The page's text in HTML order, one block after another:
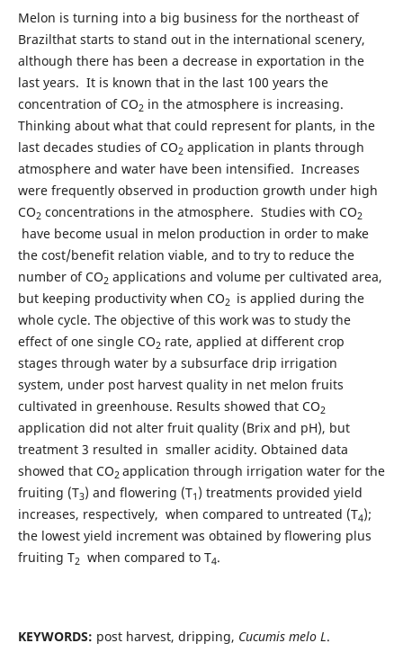
Melon is turning into a big business for the northeast of
Brazilthat starts to stand out in the international scenery,
although there has been a decrease in exportation in the
last years. It is known that in the last 100 years the
concentration of CO2 in the atmosphere is increasing.
Thinking about what that could represent for plants, in the
last decades studies of CO2 application in plants through
atmosphere and water have been intensified. Increases
were frequently observed in production growth under high
CO2 concentrations in the atmosphere. Studies with CO2
have become usual in melon production in order to make
the cost/benefit relation viable, and to try to reduce the
number of CO2 applications and volume per cultivated area,
but keeping productivity when CO2 is applied during the
whole cycle. The objective of this work was to study the
effect of one single CO2 rate, applied at different crop
stages through water by a subsurface drip irrigation
system, under post harvest quality in net melon fruits
cultivated in greenhouse. Results showed that CO2
application did not alter fruit quality (Brix and pH), but
treatment 3 resulted in smaller acidity. Obtained data
showed that CO2 application through irrigation water for the
fruiting (T3) and flowering (T1 ) treatments provided yield
increases, respectively, when compared to untreated (T4);
the lowest yield increment was obtained by flowering plus
fruiting T2 when compared to T4.
KEYWORDS: post harvest, dripping, Cucumis melo L.